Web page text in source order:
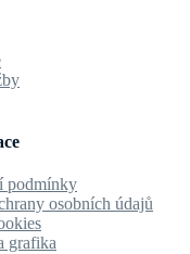
podmínky
osobních údajů
grafika